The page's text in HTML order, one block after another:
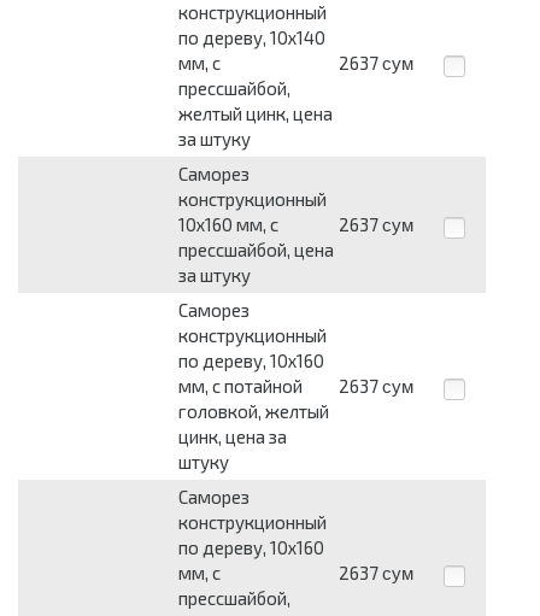
конструкционный
по дереву, 10х140
мм, с
прессшайбой,
желтый цинк, цена
за штуку
2637 сум
Саморез
конструкционный
10х160 мм, с
прессшайбой, цена
за штуку
2637 сум
Саморез
конструкционный
по дереву, 10х160
мм, с потайной
головкой, желтый
цинк, цена за
штуку
2637 сум
Саморез
конструкционный
по дереву, 10х160
мм, с
прессшайбой,
2637 сум